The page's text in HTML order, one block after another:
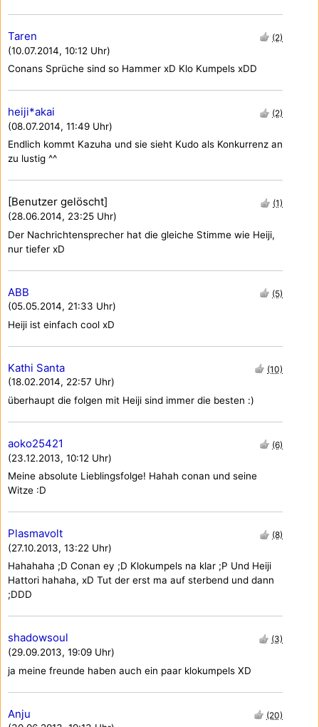
Taren
(10.07.2014, 10:12 Uhr)
(2)
Conans Sprüche sind so Hammer xD Klo Kumpels xDD
heiji*akai
(08.07.2014, 11:49 Uhr)
(2)
Endlich kommt Kazuha und sie sieht Kudo als Konkurrenz an
zu lustig ^^
[Benutzer gelöscht]
(28.06.2014, 23:25 Uhr)
(1)
Der Nachrichtensprecher hat die gleiche Stimme wie Heiji,
nur tiefer xD
ABB
(05.05.2014, 21:33 Uhr)
(5)
Heiji ist einfach cool xD
Kathi Santa
(18.02.2014, 22:57 Uhr)
(10)
überhaupt die folgen mit Heiji sind immer die besten :)
aoko25421
(23.12.2013, 10:12 Uhr)
(6)
Meine absolute Lieblingsfolge! Hahah conan und seine
Witze :D
Plasmavolt
(27.10.2013, 13:22 Uhr)
(8)
Hahahaha ;D Conan ey ;D Klokumpels na klar ;P Und Heiji
Hattori hahaha, xD Tut der erst ma auf sterbend und dann
;DDD
shadowsoul
(29.09.2013, 19:09 Uhr)
(3)
ja meine freunde haben auch ein paar klokumpels XD
Anju (20)